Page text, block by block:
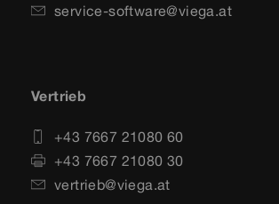
service-software@viega.at
Vertrieb
+43 7667 21080 60
+43 7667 21080 30
vertrieb@viega.at